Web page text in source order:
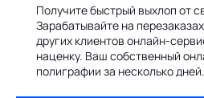
Получите быстрый выхлоп от
Зарабатывайте на
других клиентов онлайн-
наценку. Ваш собственный
полиграфии за несколько дней.